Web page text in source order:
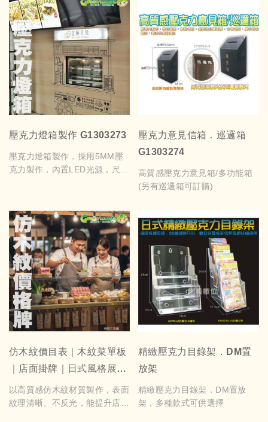
壓克力燈箱製作 G1303273
壓克力燈箱製作，採用5MM壓
克力製作，內置LED光源，尺吋
壓克力意見信箱．巡邏箱
G1303274
高質感壓克力意見箱/多功能箱
(另有巡邏箱可訂購)
仿木紋價目表｜木紋菜單板
｜店面掛牌｜日式風格展示
板 尺吋可依需求訂製
以高質感仿木紋材質製作，表面
紋理清晰、不反光，能提升店家
精緻壓克力目錄架．DM置
放架
精緻壓克力目錄架．DM置放
架，多種款式可供選擇